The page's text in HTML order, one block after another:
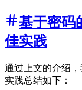
基于密码
佳实践
通过上文的介绍
实践总结如下：